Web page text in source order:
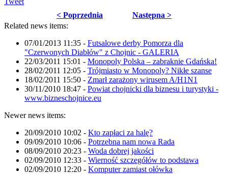
< Poprzednia
Następna >
Related news items:
07/01/2013 11:35 - Futsalowe derby Pomorza dla
"Czerwonych Diabłów" z Chojnic - GALERIA
22/03/2011 15:01 - Monopoly Polska – zabraknie Gdańska!
28/02/2011 12:05 - Trójmiasto w Monopoly? Nikłe szanse
18/02/2011 15:50 - Zmarł zarażony wirusem A/H1N1
30/11/2010 18:47 - Powiat chojnicki dla biznesu i turystyki -
www.bizneschojnice.eu
Newer news items:
20/09/2010 10:02 - Kto zapłaci za halę?
09/09/2010 10:06 - Potrzebna nam nowa Rada
08/09/2010 20:23 - Woda dobrej jakości
02/09/2010 12:33 - Wierność szczegółów to podstawa
02/09/2010 12:20 - Komputer zamiast ołówka